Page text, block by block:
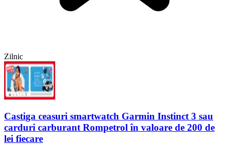
Zilnic
Castiga ceasuri smartwatch Garmin Instinct 3 sau
carduri carburant Rompetrol în valoare de 200 de
lei fiecare